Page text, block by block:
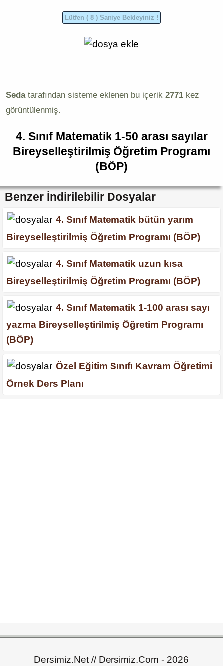
Sedatarafından sisteme eklenen bu içerik 2771 kez
görüntülenmiş.
4. Sınıf Matematik 1-50 arası sayılar
Bireyselleştirilmiş Öğretim Programı
(BÖP)
Benzer İndirilebilir Dosyalar
4. Sınıf Matematik bütün yarım
Bireyselleştirilmiş Öğretim Programı (BÖP)
4. Sınıf Matematik uzun kısa
Bireyselleştirilmiş Öğretim Programı (BÖP)
4. Sınıf Matematik 1-100 arası sayı
yazma Bireyselleştirilmiş Öğretim Programı
(BÖP)
Özel Eğitim Sınıfı Kavram Öğretimi
Örnek Ders Planı
Dersimiz.Net // Dersimiz.Com - 2026